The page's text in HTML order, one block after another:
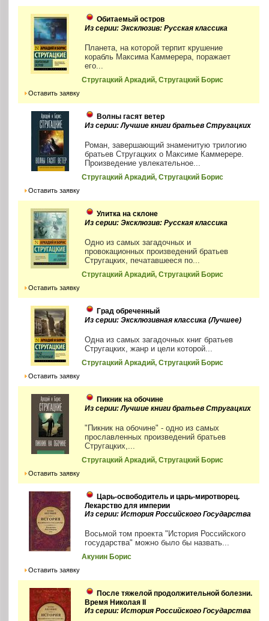
Обитаемый остров
Из серии: Эксклюзив: Русская классика
Планета, на которой терпит крушение
корабль Максима Каммерера, поражает
его...
Стругацкий Аркадий, Стругацкий Борис
Оставить заявку
Волны гасят ветер
Из серии: Лучшие книги братьев Стругацких
Роман, завершающий знаменитую трилогию
братьев Стругацких о Максиме Каммерере.
Произведение увлекательное...
Стругацкий Аркадий, Стругацкий Борис
Оставить заявку
Улитка на склоне
Из серии: Эксклюзив: Русская классика
Одно из самых загадочных и
провокационных произведений братьев
Стругацких, печатавшееся по...
Стругацкий Аркадий, Стругацкий Борис
Оставить заявку
Град обреченный
Из серии: Эксклюзивная классика (Лучшее)
Одна из самых загадочных книг братьев
Стругацких, жанр и цели которой...
Стругацкий Аркадий, Стругацкий Борис
Оставить заявку
Пикник на обочине
Из серии: Лучшие книги братьев Стругацких
"Пикник на обочине" - одно из самых
прославленных произведений братьев
Стругацких,...
Стругацкий Аркадий, Стругацкий Борис
Оставить заявку
Царь-освободитель и царь-миротворец.
Лекарство для империи
Из серии: История Российского Государства
Восьмой том проекта "История Российского
государства" можно было бы назвать...
Акунин Борис
Оставить заявку
После тяжелой продолжительной болезни.
Время Николая II
Из серии: История Российского Государства